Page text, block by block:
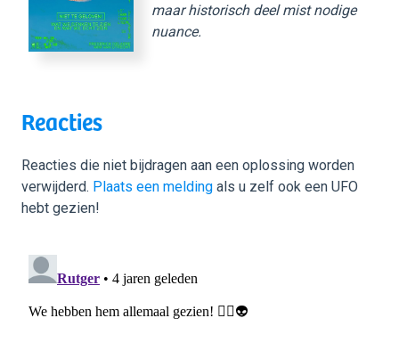
maar historisch deel mist nodige
nuance.
Reacties
Reacties die niet bijdragen aan een oplossing worden
verwijderd. Plaats een melding als u zelf ook een UFO
hebt gezien!